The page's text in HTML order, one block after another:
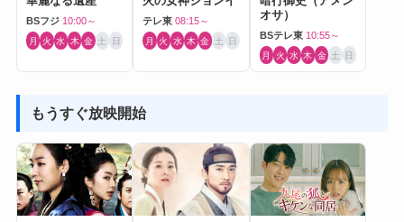
BSフジ 10:00～
月 火 水 木 金 土 日
テレ東 08:15～
月 火 水 木 金 土 日
オサ）
BSテレ東 10:55～
月 火 水 木 金 土 日
もうすぐ放映開始